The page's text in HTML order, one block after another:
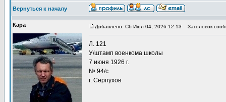
Вернуться к началу
Кара Добавлено: Сб Июл 04, 2026 12:13 Заголовок
Л. 121
У/штамп военкома школы
7 июня 1926 г.
№ 94/с
г. Серпухов